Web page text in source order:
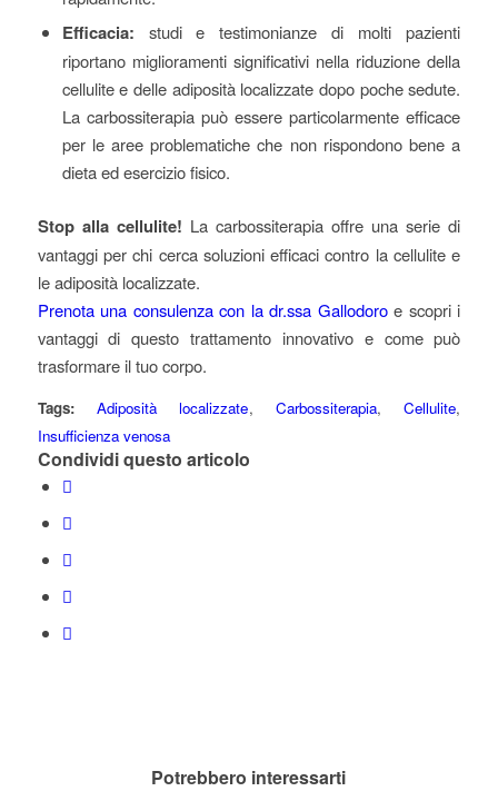
Efficacia: studi e testimonianze di molti pazienti
riportano miglioramenti significativi nella riduzione della
cellulite e delle adiposità localizzate dopo poche sedute.
La carbossiterapia può essere particolarmente efficace
per le aree problematiche che non rispondono bene a
dieta ed esercizio fisico.
Stop alla cellulite! La carbossiterapia offre una serie di
vantaggi per chi cerca soluzioni efficaci contro la cellulite e
le adiposità localizzate.
Prenota una consulenza con la dr.ssa Gallodoroe scopri i
vantaggi di questo trattamento innovativo e come può
trasformare il tuo corpo.
Tags: Adiposità localizzate, Carbossiterapia,Cellulite,
Insufficienza venosa
Condividi questo articolo
Potrebbero interessarti